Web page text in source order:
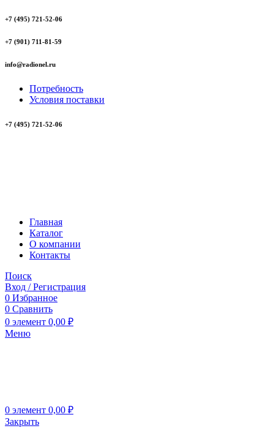
+7 (495) 721-52-06
+7 (901) 711-81-59
info@radionel.ru
Потребность
Условия поставки
+7 (495) 721-52-06
Главная
Каталог
О компании
Контакты
Поиск
Вход / Регистрация
0 Избранное
0 Сравнить
0 элемент 0,00 ₽
Меню
0 элемент 0,00 ₽
Закрыть